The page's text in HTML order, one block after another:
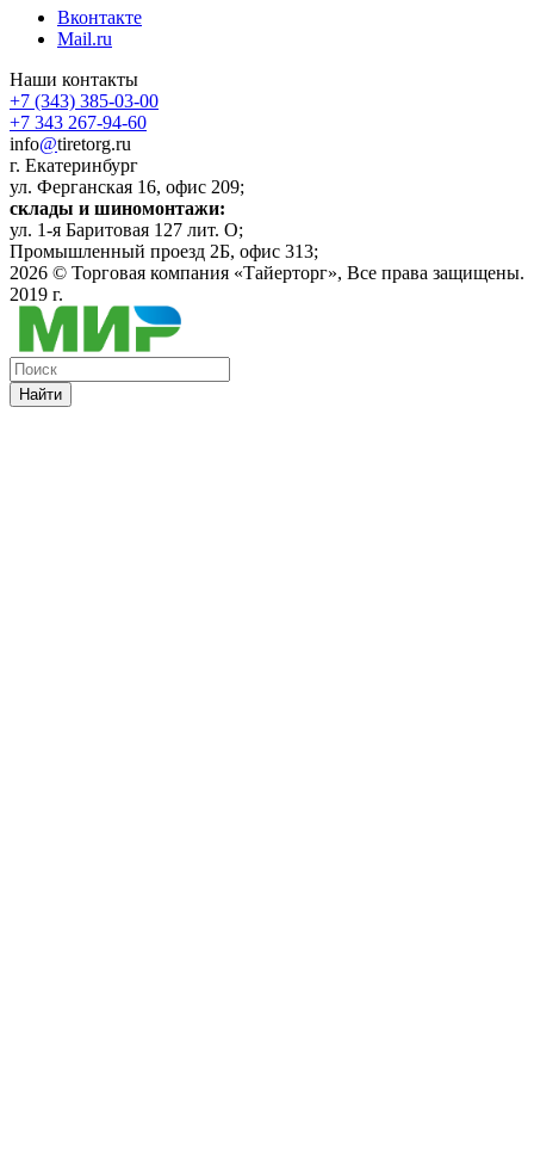
Вконтакте
Mail.ru
Наши контакты
+7 (343) 385-03-00
+7 343 267-94-60
info@tiretorg.ru
г. Екатеринбург
ул. Ферганская 16, офис 209;
склады и шиномонтажи:
ул. 1-я Баритовая 127 лит. О;
Промышленный проезд 2Б, офис 313;
2026 © Торговая компания «Тайерторг», Все права защищены.
2019 г.
Найти